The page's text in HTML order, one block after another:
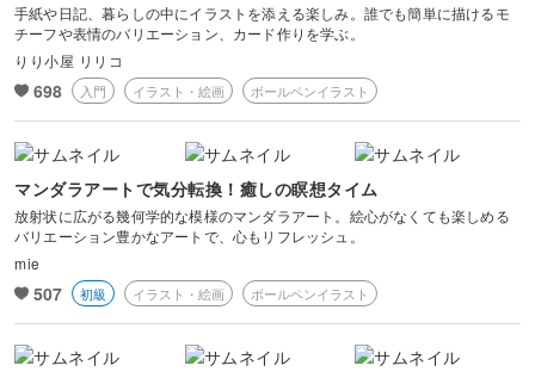
手紙や日記、暮らしの中にイラストを添える楽しみ。誰でも簡単に描けるモ
チーフや表情のバリエーション、カード作りを学ぶ。
りり小屋 リリコ
698 入門 イラスト・絵画 ボールペンイラスト
マンダラアートで気分転換！癒しの瞑想タイム
放射状に広がる幾何学的な模様のマンダラアート。絵心がなくても楽しめる
バリエーション豊かなアートで、心もリフレッシュ。
mie
507 初級 イラスト・絵画 ボールペンイラスト